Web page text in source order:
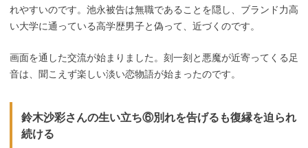
れやすいのです。池永被告は無職であることを隠し、ブランド力高
い大学に通っている高学歴男子と偽って、近づくのです。
画面を通した交流が始まりました。刻一刻と悪魔が近寄ってくる足
音は、聞こえず楽しい淡い恋物語が始まったのです。
鈴木沙彩さんの生い立ち⑥別れを告げるも復縁を迫られ
続ける